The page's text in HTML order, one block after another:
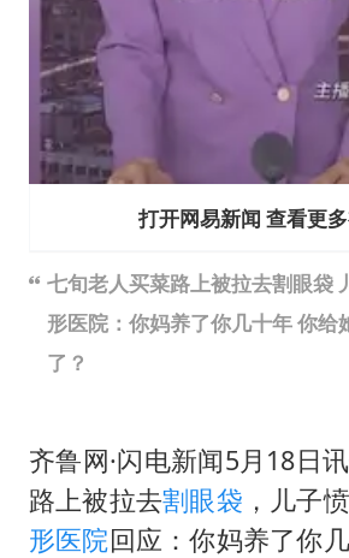
打开网易新闻 查看更
七旬老人买菜路上被拉去割眼袋
形医院：你妈养了你几十年 你给
了？
齐鲁网·闪电新闻5月18日
路上被拉去割眼袋 ，儿子
形医院回应：你妈养了你